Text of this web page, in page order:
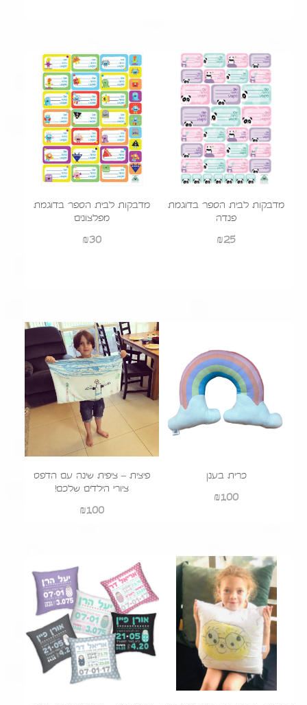
מדבקות לבית הספר בדוגמת
פנדה
₪25
מדבקות לבית הספר בדוגמת
מפלצונים
₪30
כרית בענן
₪100
פיצית – ציפית שינה עם הדפס
ציורי הילדים שלכם!
₪100